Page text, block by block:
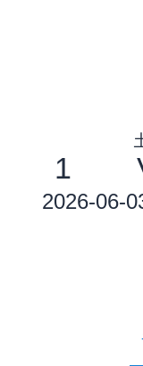
1
2026-06-